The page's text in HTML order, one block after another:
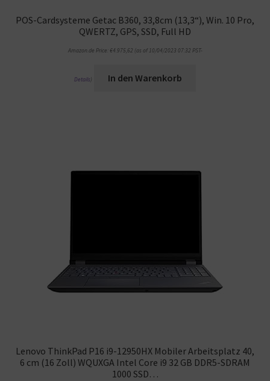
POS-Cardsysteme Getac B360, 33,8cm (13,3“), Win. 10 Pro,
QWERTZ, GPS, SSD, Full HD
Amazon.de Price: €4.975,62 (as of 10/04/2023 07:32 PST-
Details In den Warenkorb
Lenovo ThinkPad P16 i9-12950HX Mobiler Arbeitsplatz 40,
6 cm (16 Zoll) WQUXGA Intel Core i9 32 GB DDR5-SDRAM
1000 SSD…